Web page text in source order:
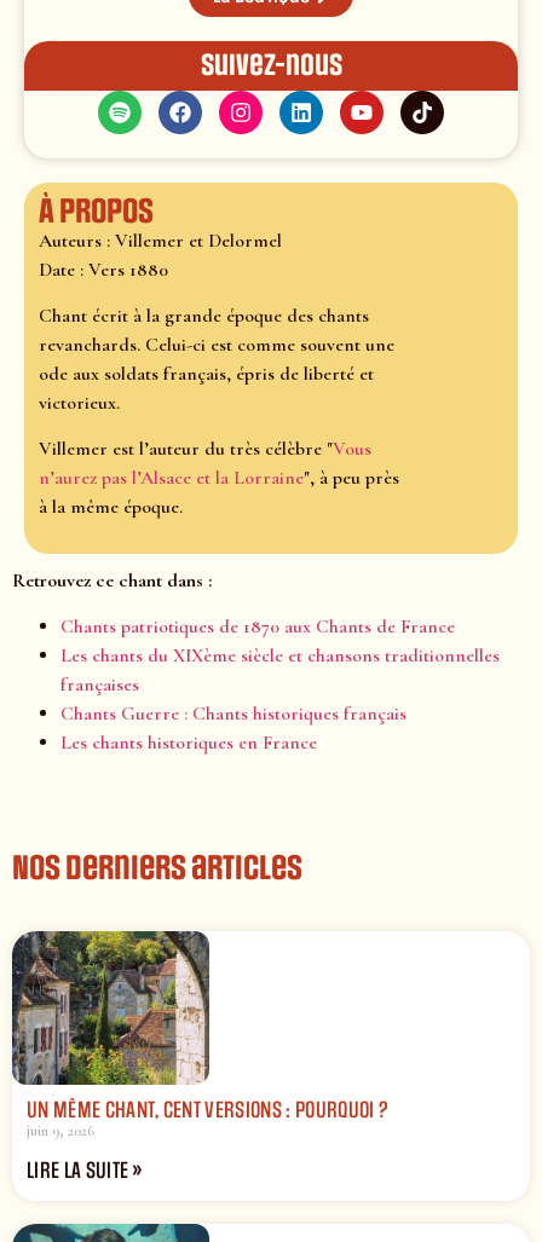
Suivez-nous
À propos
Auteurs : Villemer et Delormel
Date : Vers 1880
Chant écrit à la grande époque des chants
revanchards. Celui-ci est comme souvent une
ode aux soldats français, épris de liberté et
victorieux.
Villemer est l’auteur du très célèbre "Vous
n’aurez pas l’Alsace et la Lorraine", à peu près
à la même époque.
Retrouvez ce chant dans :
Chants patriotiques de 1870 aux Chants de France
Les chants du XIXème siècle et chansons traditionnelles
françaises
Chants Guerre : Chants historiques français
Les chants historiques en France
Nos derniers articles
UN MÊME CHANT, CENT VERSIONS : POURQUOI ?
juin 9, 2026
LIRE LA SUITE »